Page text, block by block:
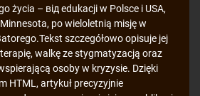
życia – від edukacji w Polsce i USA,
po wieloletnią misję w
szczegółowo opisuje jej
walkę ze stygmatyzacją oraz
osoby w kryzysie. Dzięki
HTML, artykuł precyzyjnie